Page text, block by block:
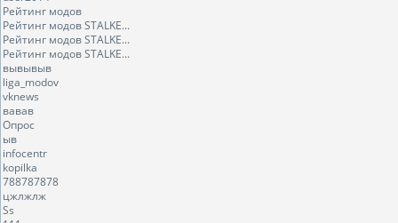
Рейтинг модов
Рейтинг модов STALKE...
Рейтинг модов STALKE...
Рейтинг модов STALKE...
вывывыв
liga_modov
vknews
вавав
Опрос
ыв
infocentr
kopilka
788787878
цжлжлж
Ss